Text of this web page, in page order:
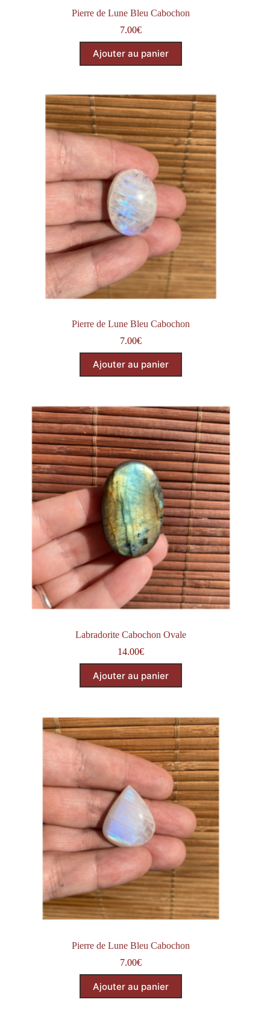
Pierre de Lune Bleu Cabochon
7.00€
Ajouter au panier
Pierre de Lune Bleu Cabochon
7.00€
Ajouter au panier
Labradorite Cabochon Ovale
14.00€
Ajouter au panier
Pierre de Lune Bleu Cabochon
7.00€
Ajouter au panier